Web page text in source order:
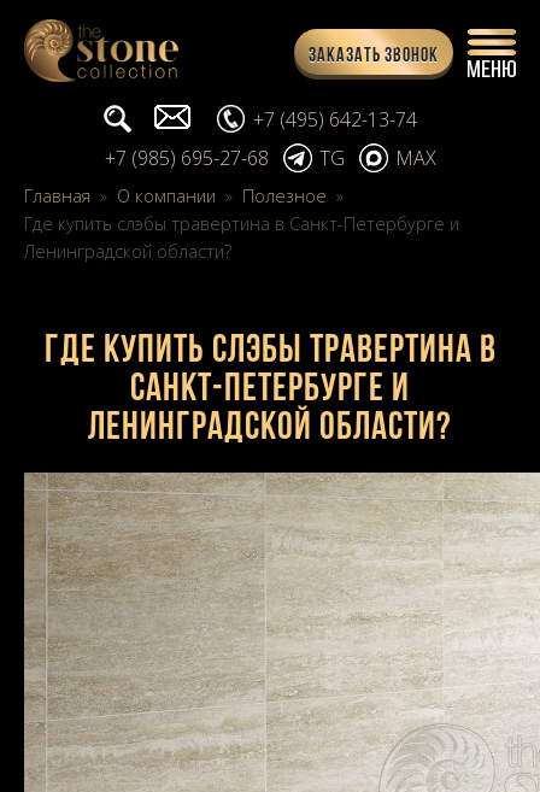
Заказать звонок
Поиск... info@stone-collection.ru
+7 (495) 642-13-74
+7 (985) 695-27-68
TG MAX
Главная » О компании » Полезное »
Где купить слэбы травертина в Санкт-Петербурге и
Ленинградской области?
Где купить слэбы травертина в
Санкт-Петербурге и
Ленинградской области?